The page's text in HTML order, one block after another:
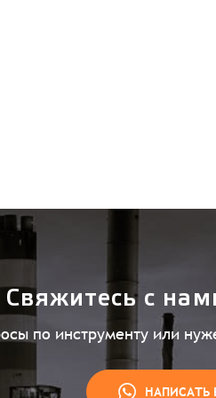
Свяжитесь с
по инструменту или
НАПИСАТЬ